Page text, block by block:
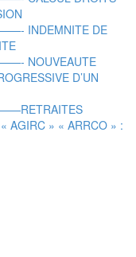
DE
D’UN
AGIRC » « ARRCO » :